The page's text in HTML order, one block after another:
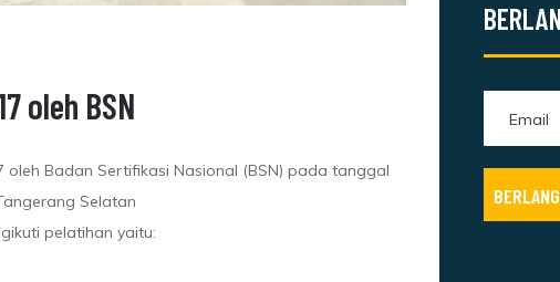
oleh BSN
oleh Badan Sertifikasi Nasional (BSN) pada tanggal
Selatan
pelatihan yaitu: